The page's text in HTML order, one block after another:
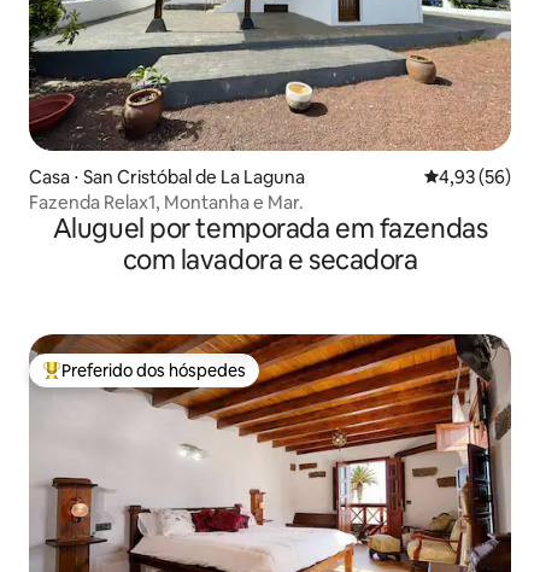
Casa ⋅ San Cristóbal de La Laguna 4,93 de uma
4,93 (56)
Fazenda Relax1, Montanha e Mar.
Aluguel por temporada em fazendas
com lavadora e secadora
Entre os melhores preferidos dos hóspedes
Preferido dos hóspedes